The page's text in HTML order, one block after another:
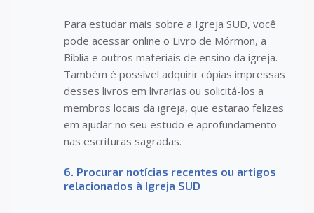
Para estudar mais sobre a Igreja SUD, você
pode acessar online o Livro de Mórmon, a
Bíblia e outros materiais de ensino da igreja.
Também é possível adquirir cópias impressas
desses livros em livrarias ou solicitá-los a
membros locais da igreja, que estarão felizes
em ajudar no seu estudo e aprofundamento
nas escrituras sagradas.
6. Procurar notícias recentes ou artigos
relacionados à Igreja SUD